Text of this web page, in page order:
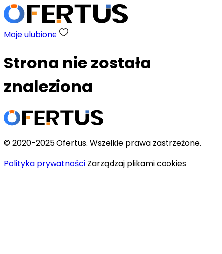
Moje ulubione
Strona nie została
znaleziona
© 2020-2025 Ofertus. Wszelkie prawa zastrzeżone.
Polityka prywatności Zarządzaj plikami cookies